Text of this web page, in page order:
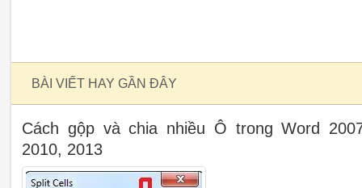
BÀI VIẾT HAY GẦN ĐÂY
Cách gộp và chia nhiều Ô trong Word
2010, 2013